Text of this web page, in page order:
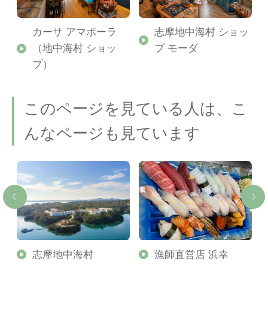
カーサ アマポーラ
（地中海村 ショッ
プ）
志摩地中海村 ショッ
プ モーダ
このページを見ている人は、こ
んなページも見ています
志摩地中海村 漁師直営店 浜幸